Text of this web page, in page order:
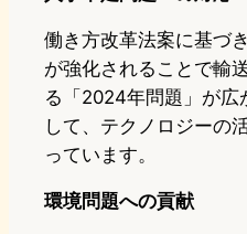
働き方改革法案に基づ
が強化されることで輸
る「2024年問題」が広
して、テクノロジーの
っています。
環境問題への貢献